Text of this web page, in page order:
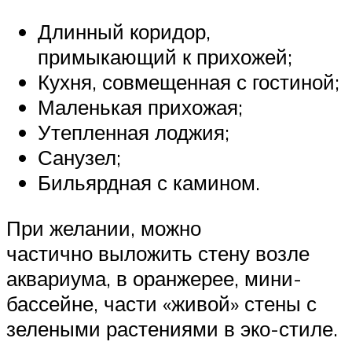
Длинный коридор,
примыкающий к прихожей;
Кухня, совмещенная с гостиной;
Маленькая прихожая;
Утепленная лоджия;
Санузел;
Бильярдная с камином.
При желании, можно
частично выложить стену возле
аквариума, в оранжерее, мини-
бассейне, части «живой» стены с
зелеными растениями в эко-стиле.